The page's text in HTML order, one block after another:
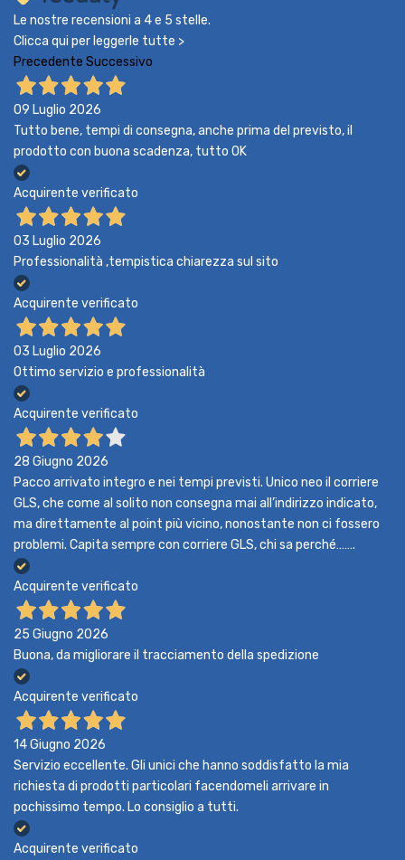
Le nostre recensioni a 4 e 5 stelle.
Clicca qui per leggerle tutte >
Precedente Successivo
09 Luglio 2026
Tutto bene, tempi di consegna, anche prima del previsto, il
prodotto con buona scadenza, tutto OK
Acquirente verificato
03 Luglio 2026
Professionalità ,tempistica chiarezza sul sito
Acquirente verificato
03 Luglio 2026
Ottimo servizio e professionalità
Acquirente verificato
28 Giugno 2026
Pacco arrivato integro e nei tempi previsti. Unico neo il corriere
GLS, che come al solito non consegna mai all’indirizzo indicato,
ma direttamente al point più vicino, nonostante non ci fossero
problemi. Capita sempre con corriere GLS, chi sa perché…….
Acquirente verificato
25 Giugno 2026
Buona, da migliorare il tracciamento della spedizione
Acquirente verificato
14 Giugno 2026
Servizio eccellente. Gli unici che hanno soddisfatto la mia
richiesta di prodotti particolari facendomeli arrivare in
pochissimo tempo. Lo consiglio a tutti.
Acquirente verificato